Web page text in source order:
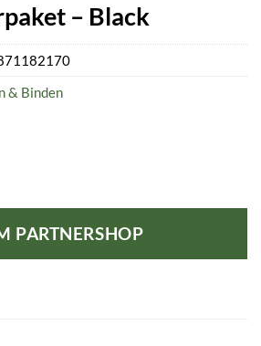
– Black
PARTNERSHOP
& Binden